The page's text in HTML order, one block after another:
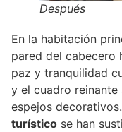
Después
En la habitación
pared del cabecero
paz y tranquilidad
y el cuadro
espejos
turístico se han